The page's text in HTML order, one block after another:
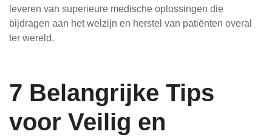
leveren van superieure medische oplossingen die
bijdragen aan het welzijn en herstel van patiënten overal
ter wereld.
7 Belangrijke Tips
voor Veilig en